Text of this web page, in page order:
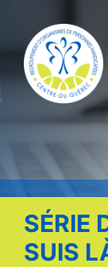
SÉRIE
SUIS